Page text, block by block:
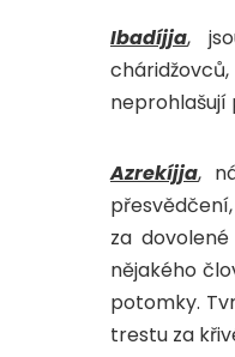
Ibadíjja,
neprohlašují
Azrekíjja,
za
nějakého
potomky.
trestu za